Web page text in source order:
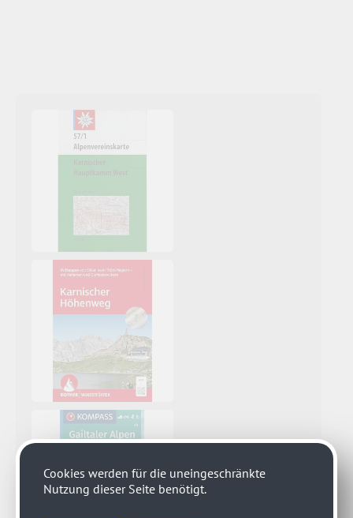
Cookies werden für die uneingeschränkte
Nutzung dieser Seite benötigt.